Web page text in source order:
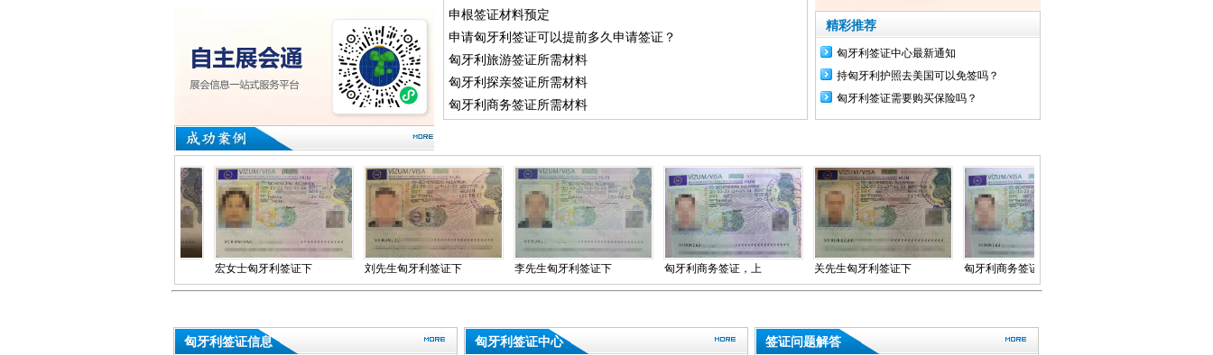
​申根签证材料预定
申请匈牙利签证可以提前多久申请签证？
匈牙利旅游签证所需材料
匈牙利探亲签证所需材料
匈牙利商务签证所需材料
精彩推荐
匈牙利签证中心最新通知
持匈牙利护照去美国可以免签吗？
匈牙利签证需要购买保险吗？
宏女士匈牙利签证下
签
刘先生匈牙利签证下
签
李先生匈牙利签证下
签
匈牙利商务签证，上
海递签，出签速度很
快，递交的时候有购
关先生匈牙利签证下
签
匈牙利商务签证，上
海递签，今天就收到
签证了，出签速度很
匈牙利签证信息 匈牙利签证中心 签证问题解答